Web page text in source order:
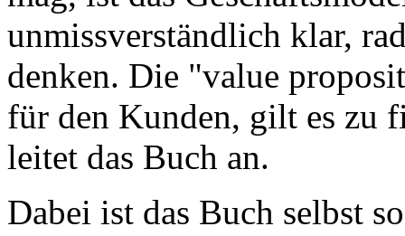
unmissverständlich klar,
denken. Die "value
für den Kunden, gilt es zu
leitet das Buch an.
Dabei ist das Buch selbst